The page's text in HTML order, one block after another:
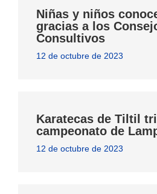
Niñas y niños
gracias a los
Consultivos
12 de octubre de 2023
Karatecas de Tiltil
campeonato de
12 de octubre de 2023